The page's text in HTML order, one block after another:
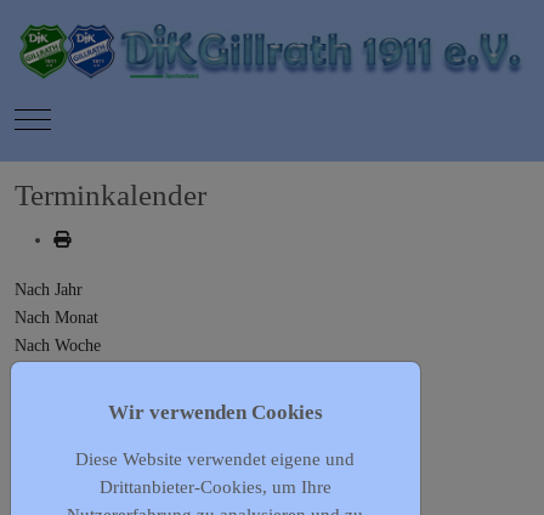
Mobile Menu Toggle
Terminkalender
Nach Jahr
Nach Monat
Nach Woche
Gehe zu Monat
Gehe zu Monat
Donnerstag, 07. September 2023
Wir verwenden Cookies
Diese Website verwendet eigene und
Drittanbieter-Cookies, um Ihre